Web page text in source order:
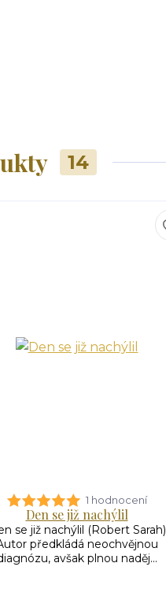
14
1 hodnocení
Den se již nachýlil
se již nachýlil (Robert Sarah)
předkládá neochvějnou
avšak plnou naděj...